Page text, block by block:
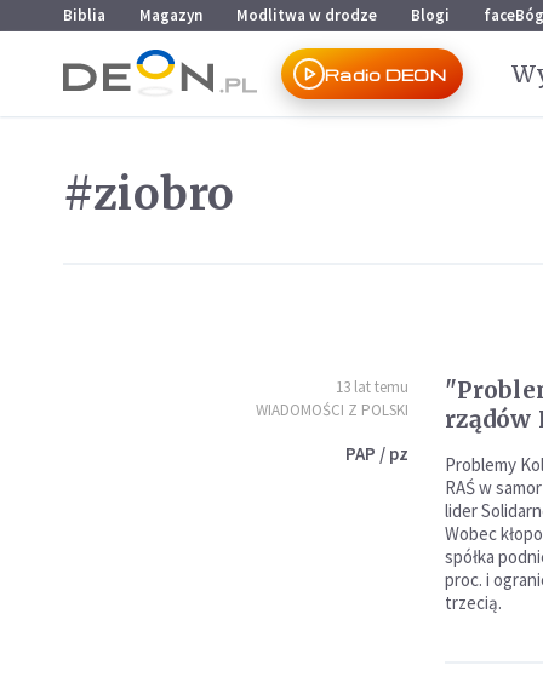
Przejdź do menu głównego
Przejdź do treści
Biblia Magazyn Modlitwa w drodze Blogi faceBóg
Radio DEON
#ziobro
13 lat temu
WIADOMOŚCI Z POLSKI
PAP / pz
rządów
Problemy
RAŚ w
lider
Wobec
spółka
proc. i
trzecią.